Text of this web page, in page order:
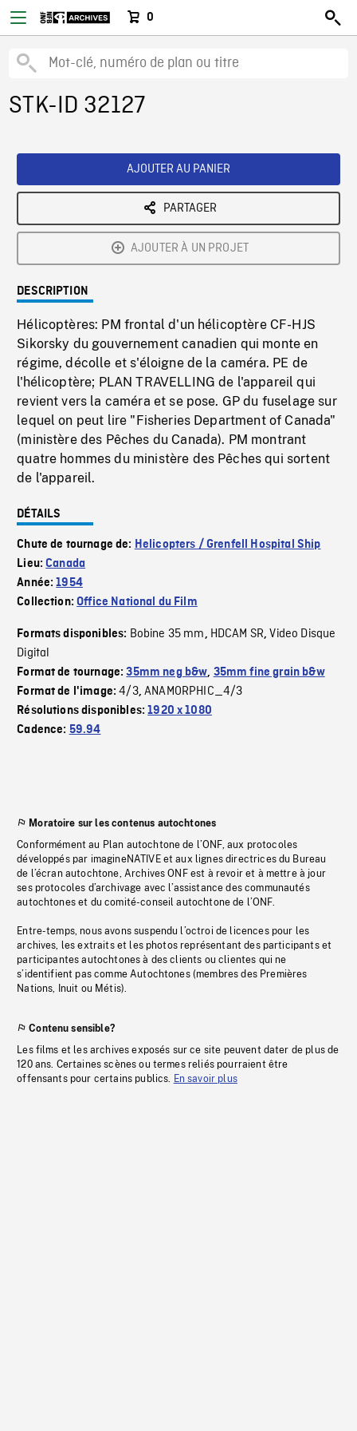
0
STK-ID 32127
AJOUTER AU PANIER
PARTAGER
AJOUTER À UN PROJET
DESCRIPTION
Hélicoptères: PM frontal d'un hélicoptère CF-HJS
Sikorsky du gouvernement canadien qui monte en
régime, décolle et s'éloigne de la caméra. PE de
l'hélicoptère; PLAN TRAVELLING de l'appareil qui
revient vers la caméra et se pose. GP du fuselage sur
lequel on peut lire "Fisheries Department of Canada"
(ministère des Pêches du Canada). PM montrant
quatre hommes du ministère des Pêches qui sortent
de l'appareil.
DÉTAILS
Chute de tournage de: Helicopters / Grenfell Hospital Ship
Lieu:Canada
Année:1954
Collection:Office National du Film
Formats disponibles: Bobine 35 mm, HDCAM SR,Video Disque
Digital
Format de tournage:35mm neg b&w, 35mm fine grain b&w
Format de l'image:4/3,ANAMORPHIC_4/3
Résolutions disponibles:1920 x 1080
Cadence: 59.94
Moratoire sur les contenus autochtones
Conformément au Plan autochtone de l’ONF, aux protocoles
développés par imagineNATIVE et aux lignes directrices du Bureau
de l’écran autochtone, Archives ONF est à revoir et à mettre à jour
ses protocoles d’archivage avec l’assistance des communautés
autochtones et du comité-conseil autochtone de l’ONF.
Entre-temps, nous avons suspendu l’octroi de licences pour les
archives, les extraits et les photos représentant des participants et
participantes autochtones à des clients ou clientes qui ne
s’identifient pas comme Autochtones (membres des Premières
Nations, Inuit ou Métis).
Contenu sensible?
Les films et les archives exposés sur ce site peuvent dater de plus de
120 ans. Certaines scènes ou termes reliés pourraient être
offensants pour certains publics. En savoir plus